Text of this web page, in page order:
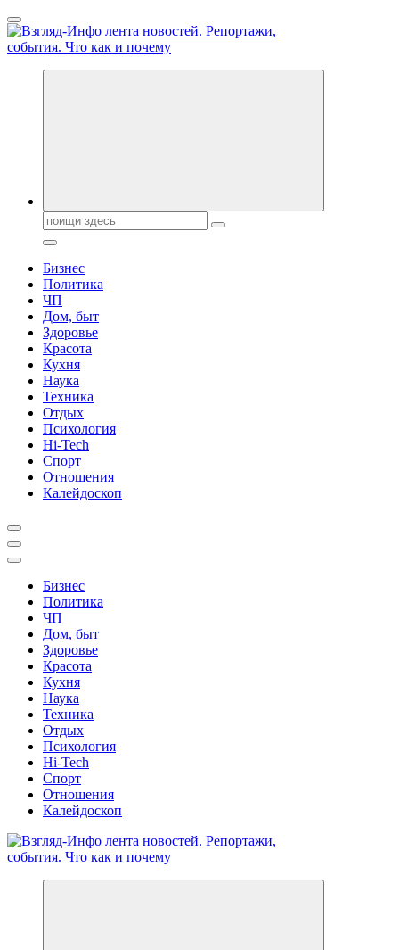
Перейти
к
содержанию
Обо всем и обо всех, что зачем и почему. Новости политики,
Поиск:
Бизнес
Политика
ЧП
Дом, быт
Здоровье
Красота
Кухня
Наука
Техника
Отдых
Психология
Hi-Tech
Спорт
Отношения
Калейдоскоп
Бизнес
Политика
ЧП
Дом, быт
Здоровье
Красота
Кухня
Наука
Техника
Отдых
Психология
Hi-Tech
Спорт
Отношения
Калейдоскоп
Обо всем и обо всех, что зачем и почему. Новости политики,